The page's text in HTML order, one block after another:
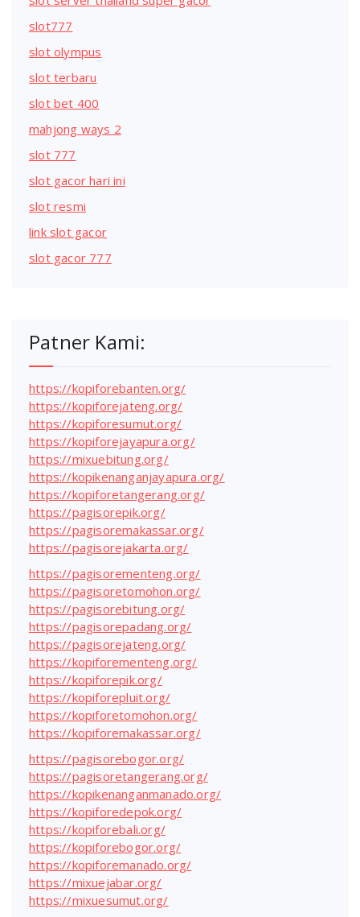
slot777
slot olympus
slot terbaru
slot bet 400
mahjong ways 2
slot 777
slot gacor hari ini
slot resmi
link slot gacor
slot gacor 777
Patner Kami:
https://kopiforebanten.org/
https://kopiforejateng.org/
https://kopiforesumut.org/
https://kopiforejayapura.org/
https://mixuebitung.org/
https://kopikenanganjayapura.org/
https://kopiforetangerang.org/
https://pagisorepik.org/
https://pagisoremakassar.org/
https://pagisorejakarta.org/
https://pagisorementeng.org/
https://pagisoretomohon.org/
https://pagisorebitung.org/
https://pagisorepadang.org/
https://pagisorejateng.org/
https://kopiforementeng.org/
https://kopiforepik.org/
https://kopiforepluit.org/
https://kopiforetomohon.org/
https://kopiforemakassar.org/
https://pagisorebogor.org/
https://pagisoretangerang.org/
https://kopikenanganmanado.org/
https://kopiforedepok.org/
https://kopiforebali.org/
https://kopiforebogor.org/
https://kopiforemanado.org/
https://mixuejabar.org/
https://mixuesumut.org/